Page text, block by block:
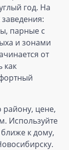
год. На
парные с
и зонами
от
как
району, цене,
Используйте
к дому,